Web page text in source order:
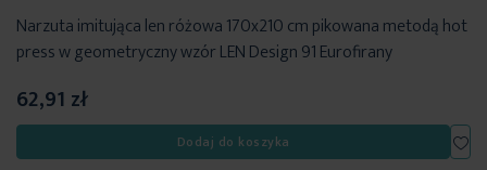
Narzuta imitująca len różowa 170x210 cm pikowana metodą hot
press w geometryczny wzór LEN Design 91 Eurofirany
62,91 zł
Dodaj do koszyka